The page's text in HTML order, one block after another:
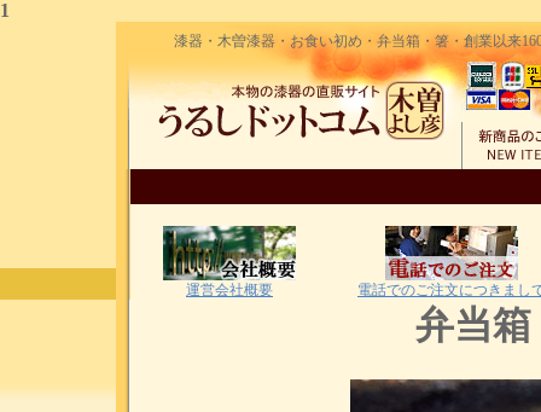
1
漆器・木曽漆器・お食い初め・弁当箱・箸・創業以来
運営会社概要 電話でのご注文につきまし
弁当